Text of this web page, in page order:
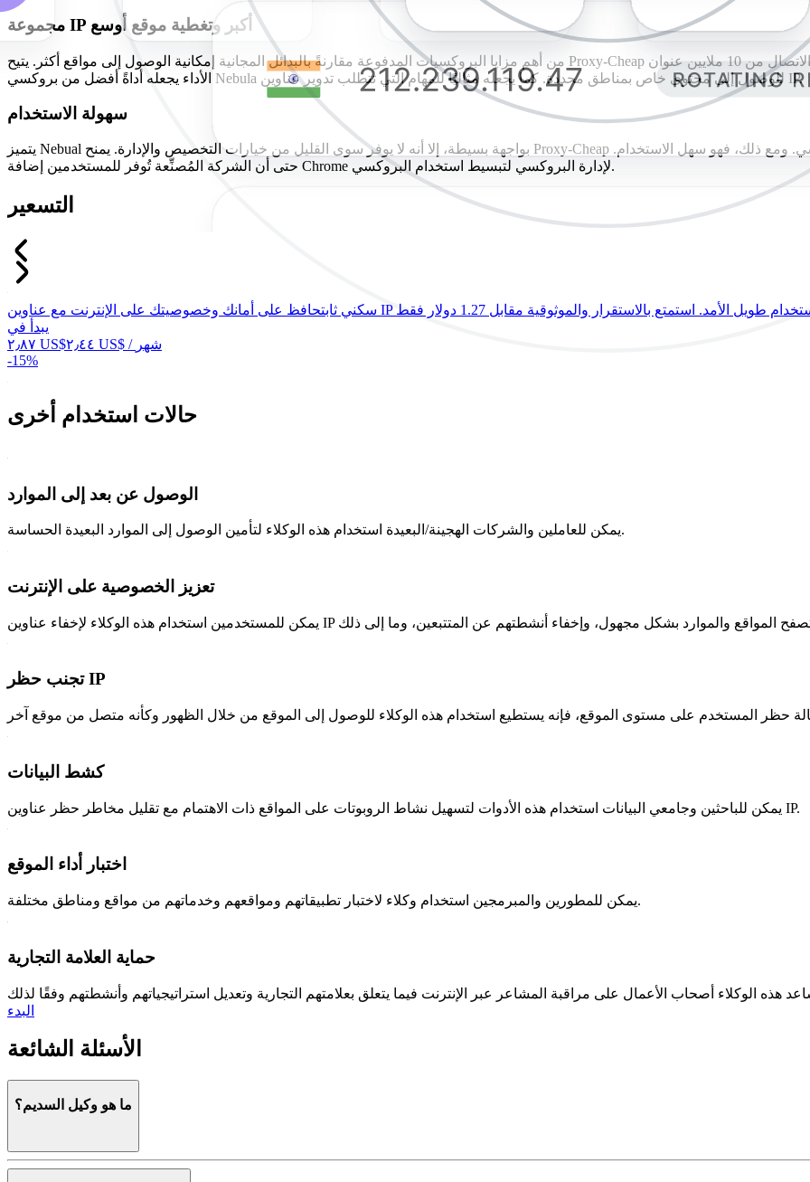
مجموعة IP أكبر وتغطية موقع أوسع
من أهم مزايا البروكسيات المدفوعة مقارنةً بالبدائل المجانية إمكانية الوصول إلى مواقع أكثر. يتيح Proxy-Cheap للمستخدمين الاتصال من 10 ملايين عنوان IP حقيقي في أكثر من 125 دولة. هذا المستوى من
الأداء يجعله أداةً أفضل من بروكسي Nebula للوصول إلى محتوى خاص بمناطق محددة. كما يجعله مثاليًا للمهام التي تتطلب تدوير عناوين IP.
سهولة الاستخدام
يتميز Nebual بواجهة بسيطة، إلا أنه لا يوفر سوى القليل من خيارات التخصيص والإدارة. يمنح Proxy-Cheap المستخدمين خيارات تخصيص متعددة ولوحة تحكم لإدارة البروكسي. ومع ذلك، فهو سهل الاستخدام.
حتى أن الشركة المُصنِّعة تُوفر للمستخدمين إضافة Chrome لإدارة البروكسي لتبسيط استخدام البروكسي.
التسعير
سكني ثابت
يبدأ في
‏٢٫٨٧ US$
‏٢٫٤٤ US$
/ شهر
-15‎%‎
حالات استخدام أخرى
الوصول عن بعد إلى الموارد
يمكن للعاملين والشركات الهجينة/البعيدة استخدام هذه الوكلاء لتأمين الوصول إلى الموارد البعيدة الحساسة.
تعزيز الخصوصية على الإنترنت
تجنب حظر IP
كشط البيانات
يمكن للباحثين وجامعي البيانات استخدام هذه الأدوات لتسهيل نشاط الروبوتات على المواقع ذات الاهتمام مع تقليل مخاطر حظر عناوين IP.
اختبار أداء الموقع
يمكن للمطورين والمبرمجين استخدام وكلاء لاختبار تطبيقاتهم ومواقعهم وخدماتهم من مواقع ومناطق مختلفة.
حماية العلامة التجارية
البدء
الأسئلة الشائعة
ما هو وكيل السديم؟